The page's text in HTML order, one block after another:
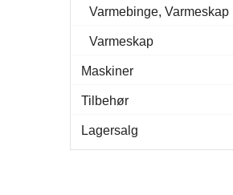
Varmebinge, Varmeskap
Varmeskap
Maskiner
Tilbehør
Lagersalg